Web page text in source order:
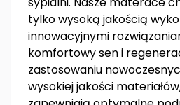
tylko wysoką jakością
innowacyjnymi
komfortowy sen i
zastosowaniu
wysokiej jakości